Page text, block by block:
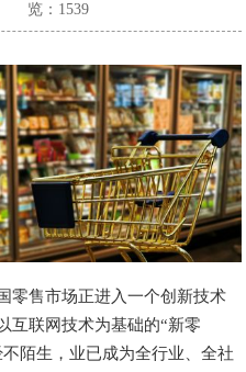
览：1539
零售市场正进入一个创新技术
互联网技术为基础的“新零
陌生，业已成为全行业、全社